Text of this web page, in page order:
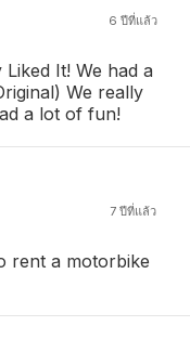
6 ปีที่แล้ว
It! We had a
We really
a lot of fun!
7 ปีที่แล้ว
rent a motorbike